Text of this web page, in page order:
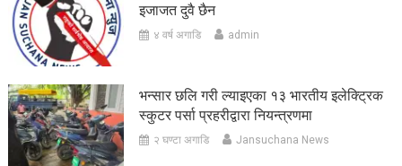
इजाजत दुवै छैन
४ वर्ष अगाडि admin
भन्सार छलि गरी ल्याइएका १३ भारतीय इलेक्ट्रिक
स्कुटर पर्सा प्रहरीद्वारा नियन्त्रणमा
२ घण्टा अगाडि Jansuchana News